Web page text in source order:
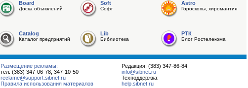
Board
Доска объявлений
Soft
Софт
Astro
Гороскопы, хиромантия
Catalog
Каталог предприятий
Lib
Библиотека
РТК
Блог Ростелекома
Редакция: (383) 347-86-84
info@sibnet.ru
Техподдержка:
help.sibnet.ru
Размещение рекламы:
тел: (383) 347-06-78, 347-10-50
reclame@support.sibnet.ru
Правила использования материалов